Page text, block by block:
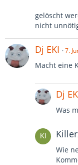
gelöscht
nicht
Dj EKI 7.
Macht eine
Dj
Was
Wie